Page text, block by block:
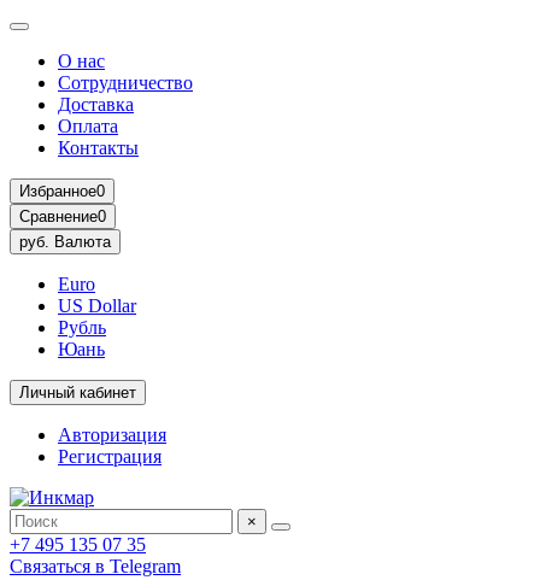
О нас
Сотрудничество
Доставка
Оплата
Контакты
Избранное0
Сравнение0
руб. Валюта
Euro
US Dollar
Рубль
Юань
Личный кабинет
Авторизация
Регистрация
×
+7 495 135 07 35
Связаться в Telegram